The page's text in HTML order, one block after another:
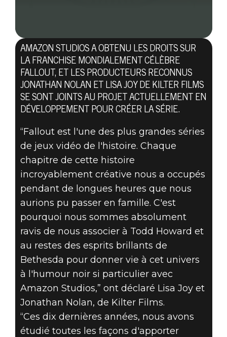
02 juillet 2020
KILTER FILMS
S'ASSOCIE À
AMAZON
STUDIOS POUR
CRÉER UNE
SÉRIE
INSPIRÉE DE
FALLOUT
AMAZON STUDIOS A OBTENU LES DROITS SUR
LA FRANCHISE MONDIALEMENT CÉLÈBRE
FALLOUT, ET LES PRODUCTEURS RECONNUS
JONATHAN NOLAN ET LISA JOY DE KILTER FILMS
SE SONT JOINTS AU PROJET ACTUELLEMENT EN
DÉVELOPPEMENT POUR CRÉER LA SÉRIE.
“Fallout est l'une des plus grandes séries
de jeux vidéo de l'histoire. Chaque
chapitre de cette histoire
incroyablement créative nous a occupés
pendant de longues heures que nous
aurions pu passer en famille. C'est
pourquoi nous sommes absolument
ravis de nous associer à Todd Howard et
au restes des esprits brillants de
Bethesda pour donner vie à cet univers
à l'humour noir si particulier avec
Amazon Studios,” ont déclaré Lisa Joy et
Jonathan Nolan, de Kilter Films.
“Ces dix dernières années, nous avons
étudié toutes les façons d'apporter